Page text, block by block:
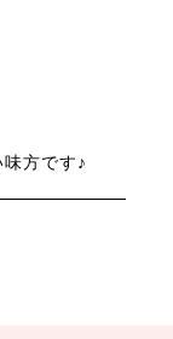
方です♪